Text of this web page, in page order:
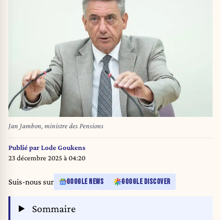
Jan Jambon, ministre des Pensions
Publié parLode Goukens
23 décembre 2025 à 04:20
Suis-nous sur GOOGLE NEWS GOOGLE DISCOVER
Sommaire